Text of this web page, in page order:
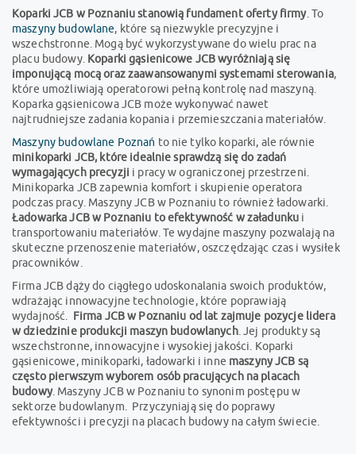
Koparki JCB w Poznaniu stanowią fundament oferty firmy. To
maszyny budowlane, które są niezwykle precyzyjne i
wszechstronne. Mogą być wykorzystywane do wielu prac na
placu budowy. Koparki gąsienicowe JCB wyróżniają się
imponującą mocą oraz zaawansowanymi systemami sterowania,
które umożliwiają operatorowi pełną kontrolę nad maszyną.
Koparka gąsienicowa JCB może wykonywać nawet
najtrudniejsze zadania kopania i przemieszczania materiałów.
Maszyny budowlane Poznań to nie tylko koparki, ale równie
minikoparki JCB, które idealnie sprawdzą się do zadań
wymagających precyzji i pracy w ograniczonej przestrzeni.
Minikoparka JCB zapewnia komfort i skupienie operatora
podczas pracy. Maszyny JCB w Poznaniu to również ładowarki.
Ładowarka JCB w Poznaniu to efektywność w załadunku i
transportowaniu materiałów. Te wydajne maszyny pozwalają na
skuteczne przenoszenie materiałów, oszczędzając czas i wysiłek
pracowników.
Firma JCB dąży do ciągłego udoskonalania swoich produktów,
wdrażając innowacyjne technologie, które poprawiają
wydajność. Firma JCB w Poznaniu od lat zajmuje pozycje lidera
w dziedzinie produkcji maszyn budowlanych. Jej produkty są
wszechstronne, innowacyjne i wysokiej jakości. Koparki
gąsienicowe, minikoparki, ładowarki i inne maszyny JCB są
często pierwszym wyborem osób pracujących na placach
budowy. Maszyny JCB w Poznaniu to synonim postępu w
sektorze budowlanym. Przyczyniają się do poprawy
efektywności i precyzji na placach budowy na całym świecie.